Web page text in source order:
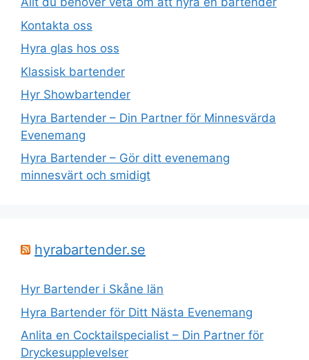
Kontakta oss
Hyra glas hos oss
Klassisk bartender
Hyr Showbartender
Hyra Bartender – Din Partner för Minnesvärda
Evenemang
Hyra Bartender – Gör ditt evenemang
minnesvärt och smidigt
hyrabartender.se
Hyr Bartender i Skåne län
Hyra Bartender för Ditt Nästa Evenemang
Anlita en Cocktailspecialist – Din Partner för
Dryckesupplevelser